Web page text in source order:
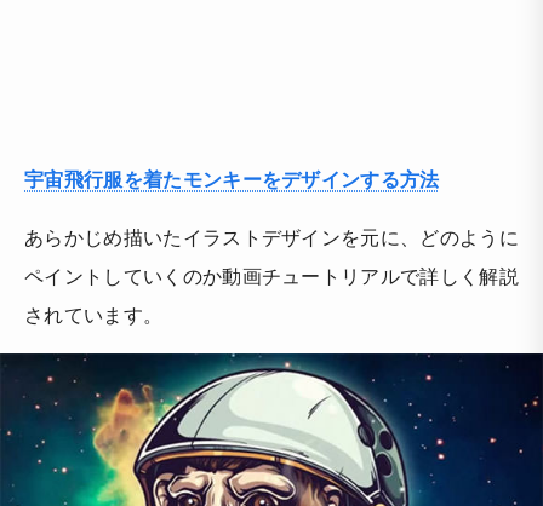
宇宙飛行服を着たモンキーをデザインする方法
あらかじめ描いたイラストデザインを元に、どのように
ペイントしていくのか動画チュートリアルで詳しく解説
されています。